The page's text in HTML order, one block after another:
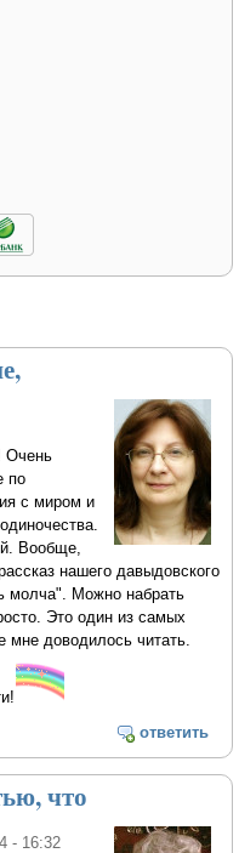
Очень
по
с миром и
Вообще,
нашего давыдовского
молча". Можно набрать
Это один из самых
мне доводилось читать.
ответить
что
- 16:32